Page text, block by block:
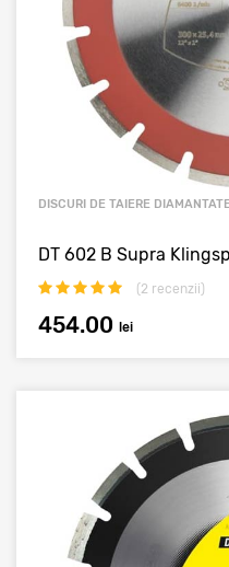
DISCURI DE TAIERE
DT 602 B Supra
(2 recenzii)
454.00 lei